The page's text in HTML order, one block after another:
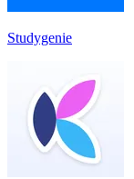
Studygenie